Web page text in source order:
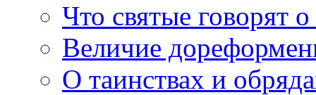
Что святые говорят
Величие
О таинствах и